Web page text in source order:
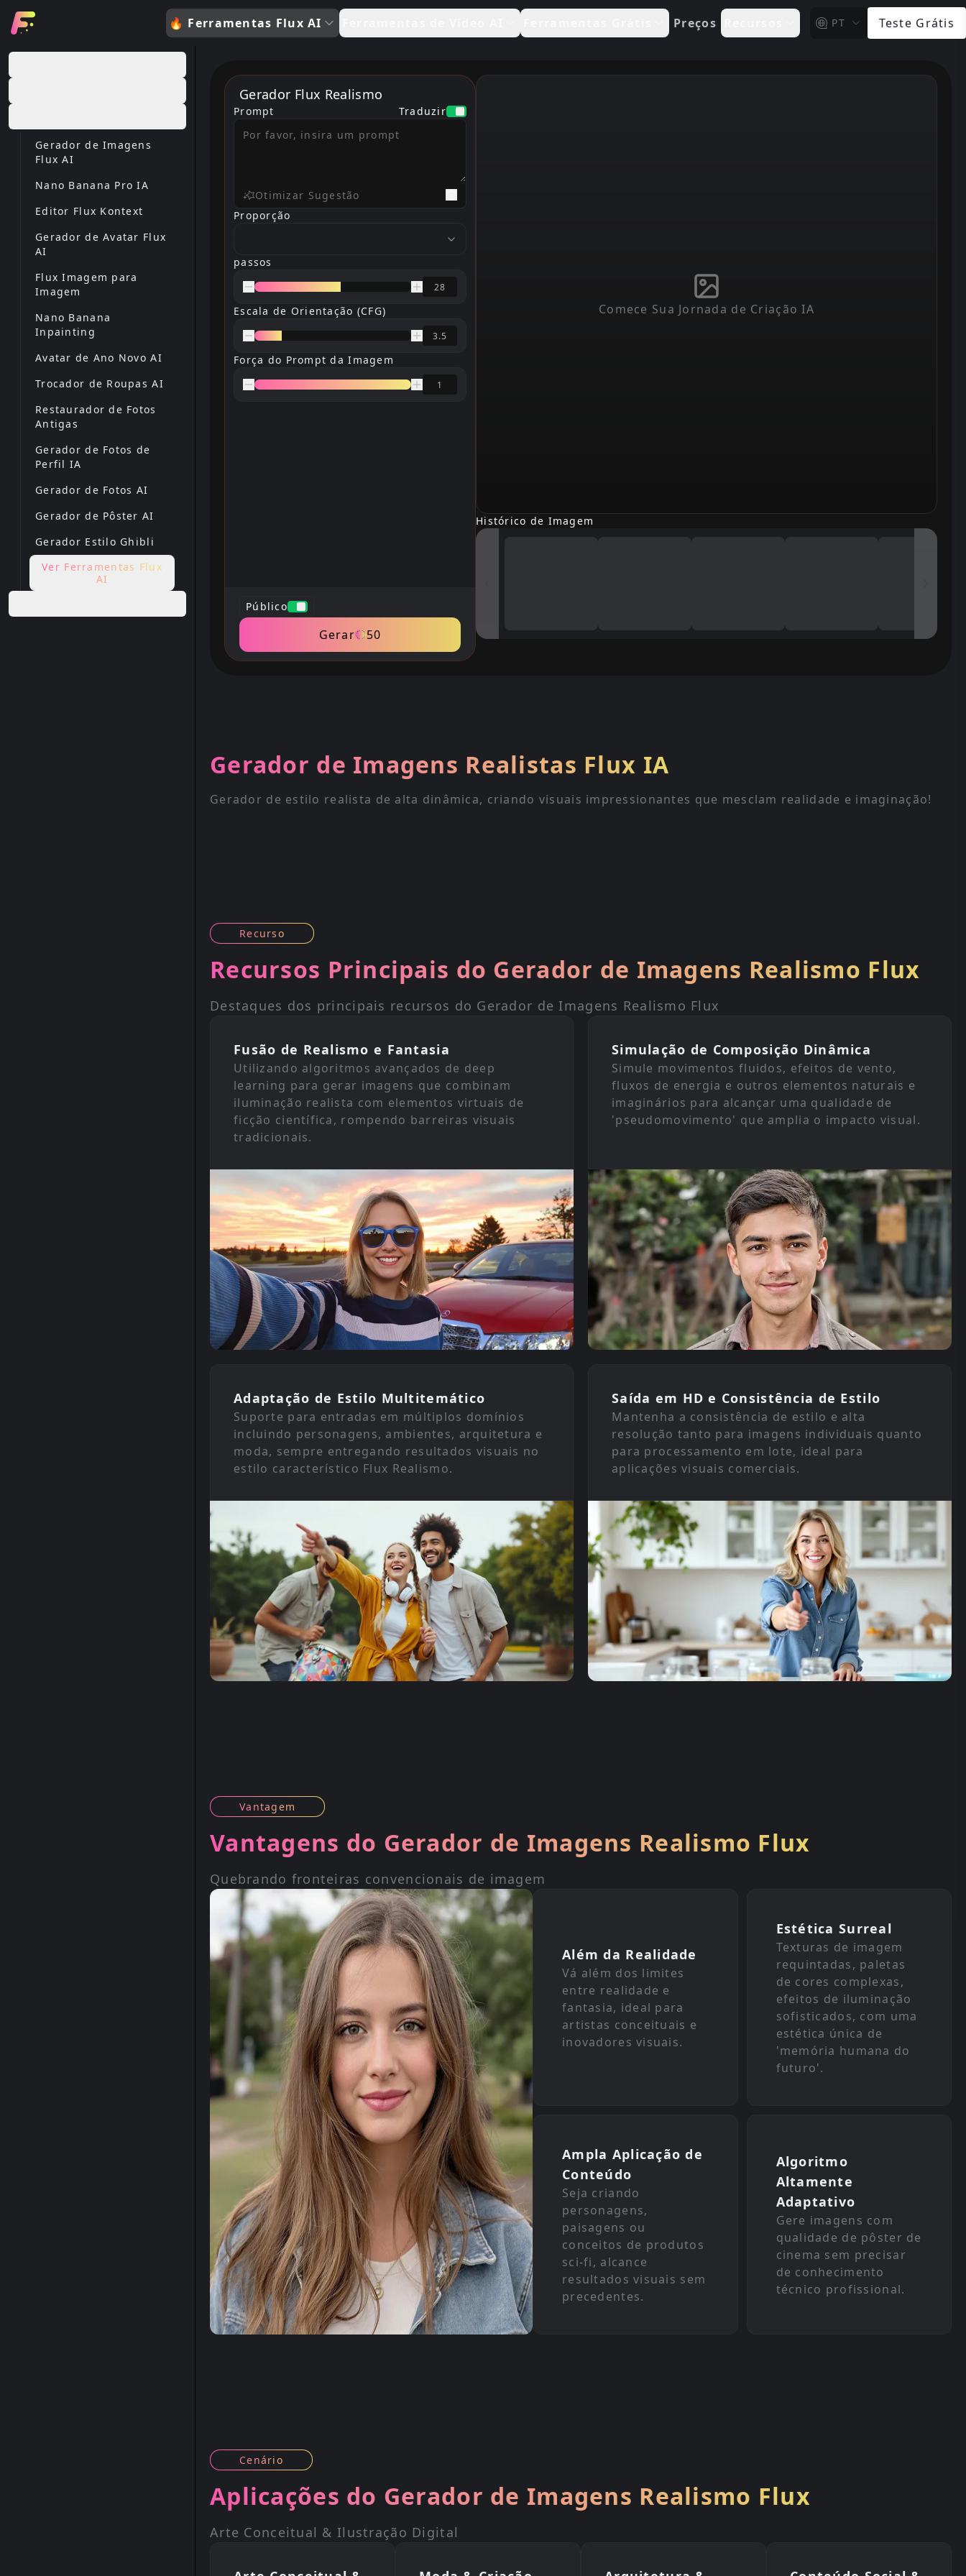
🔥 Ferramentas Flux AI Preços PT Teste Grátis
Gerador de Imagens
Flux AI
Nano Banana Pro IA
Editor Flux Kontext
Gerador de Avatar Flux
AI
Flux Imagem para
Imagem
Nano Banana
Inpainting
Avatar de Ano Novo AI
Trocador de Roupas AI
Restaurador de Fotos
Antigas
Gerador de Fotos de
Perfil IA
Gerador de Fotos AI
Gerador de Pôster AI
Gerador Estilo Ghibli
Ver Ferramentas Flux
AI
Gerador Flux Realismo
Prompt Traduzir
Otimizar Sugestão
Proporção
ratio
passos
Escala de Orientação (CFG)
Força do Prompt da Imagem
Público
Gerar 50
Comece Sua Jornada de Criação IA
Histórico de Imagem
Gerador de Imagens Realistas Flux IA
Gerador de estilo realista de alta dinâmica, criando visuais impressionantes que mesclam realidade e imaginação!
Recurso
Recursos Principais do Gerador de Imagens Realismo Flux
Destaques dos principais recursos do Gerador de Imagens Realismo Flux
Fusão de Realismo e Fantasia
Utilizando algoritmos avançados de deep
learning para gerar imagens que combinam
iluminação realista com elementos virtuais de
ficção científica, rompendo barreiras visuais
tradicionais.
Simulação de Composição Dinâmica
Simule movimentos fluidos, efeitos de vento,
fluxos de energia e outros elementos naturais e
imaginários para alcançar uma qualidade de
'pseudomovimento' que amplia o impacto visual.
Adaptação de Estilo Multitemático
Suporte para entradas em múltiplos domínios
incluindo personagens, ambientes, arquitetura e
moda, sempre entregando resultados visuais no
estilo característico Flux Realismo.
Saída em HD e Consistência de Estilo
Mantenha a consistência de estilo e alta
resolução tanto para imagens individuais quanto
para processamento em lote, ideal para
aplicações visuais comerciais.
Vantagem
Vantagens do Gerador de Imagens Realismo Flux
Quebrando fronteiras convencionais de imagem
Além da Realidade
Vá além dos limites
entre realidade e
fantasia, ideal para
artistas conceituais e
inovadores visuais.
Estética Surreal
Texturas de imagem
requintadas, paletas
de cores complexas,
efeitos de iluminação
sofisticados, com uma
estética única de
'memória humana do
futuro'.
Ampla Aplicação de
Conteúdo
Seja criando
personagens,
paisagens ou
conceitos de produtos
sci-fi, alcance
resultados visuais sem
precedentes.
Algoritmo
Altamente
Adaptativo
Gere imagens com
qualidade de pôster de
cinema sem precisar
de conhecimento
técnico profissional.
Cenário
Aplicações do Gerador de Imagens Realismo Flux
Arte Conceitual & Ilustração Digital